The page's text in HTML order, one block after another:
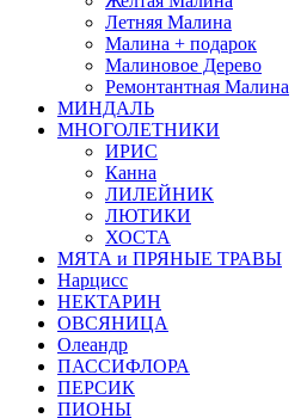
Летняя Малина
Малина + подарок
Малиновое Дерево
Ремонтантная Малина
МИНДАЛЬ
МНОГОЛЕТНИКИ
ИРИС
Канна
ЛИЛЕЙНИК
ЛЮТИКИ
ХОСТА
МЯТА и ПРЯНЫЕ ТРАВЫ
Нарцисс
НЕКТАРИН
ОВСЯНИЦА
Олеандр
ПАССИФЛОРА
ПЕРСИК
ПИОНЫ